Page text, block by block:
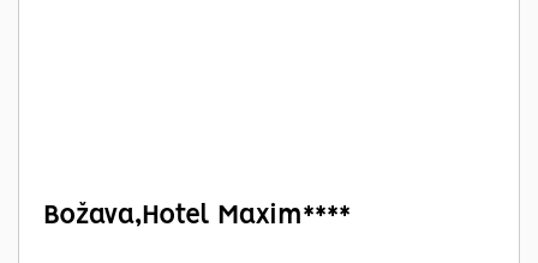
Božava,Hotel Maxim****